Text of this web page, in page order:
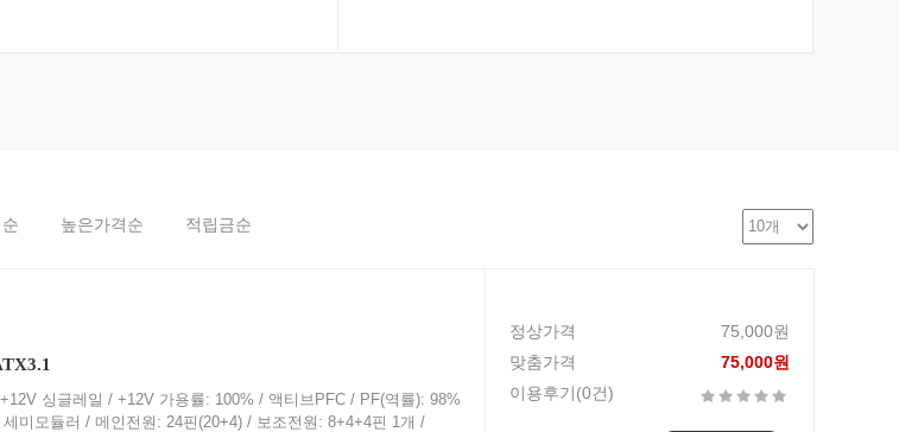
높은가격순 적립금순
싱글레일 / +12V 가용률: 100% / 액티브PFC / PF(역률): 98%
미모듈러 / 메인전원: 24핀(20+4) / 보조전원: 8+4+4핀 1개 /
정상가격
75,000원
맞춤가격
75,000원
이용후기(0건)